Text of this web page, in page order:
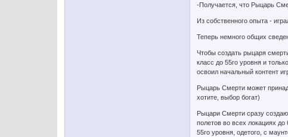
-Получается, что Рыцарь
Из собственного опыта -
Теперь немного общих
Чтобы создать рыцаря
класс до 55го уровня и
освоил начальный контент
Рыцарь Смерти может
хотите, выбор богат)
Рыцари Смерти сразу
полетов во всех локациях
55го уровня, одетого, с